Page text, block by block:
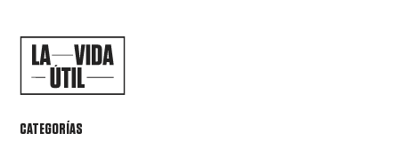
CATEGORÍAS